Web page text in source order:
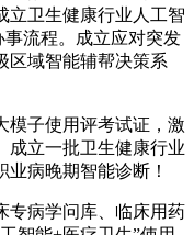
立卫生健康行业人工智
流程。成立应对突发
区域智能辅帮决策系
子使用评考试证，激
成立一批卫生健康行业
病晚期智能诊断！
病学问库、临床用药